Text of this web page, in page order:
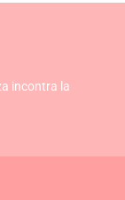
incontra la